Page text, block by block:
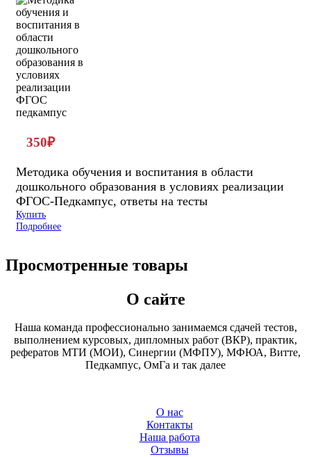
350₽
Методика обучения и воспитания в области
дошкольного образования в условиях реализации
ФГОС-Педкампус, ответы на тесты
Купить
Подробнее
Просмотренные товары
О сайте
Наша команда профессионально занимаемся сдачей тестов,
выполнением курсовых, дипломных работ (ВКР), практик,
рефератов МТИ (МОИ), Синергии (МФПУ), МФЮА, Витте,
Педкампус, ОмГа и так далее
О нас
Контакты
Наша работа
Отзывы